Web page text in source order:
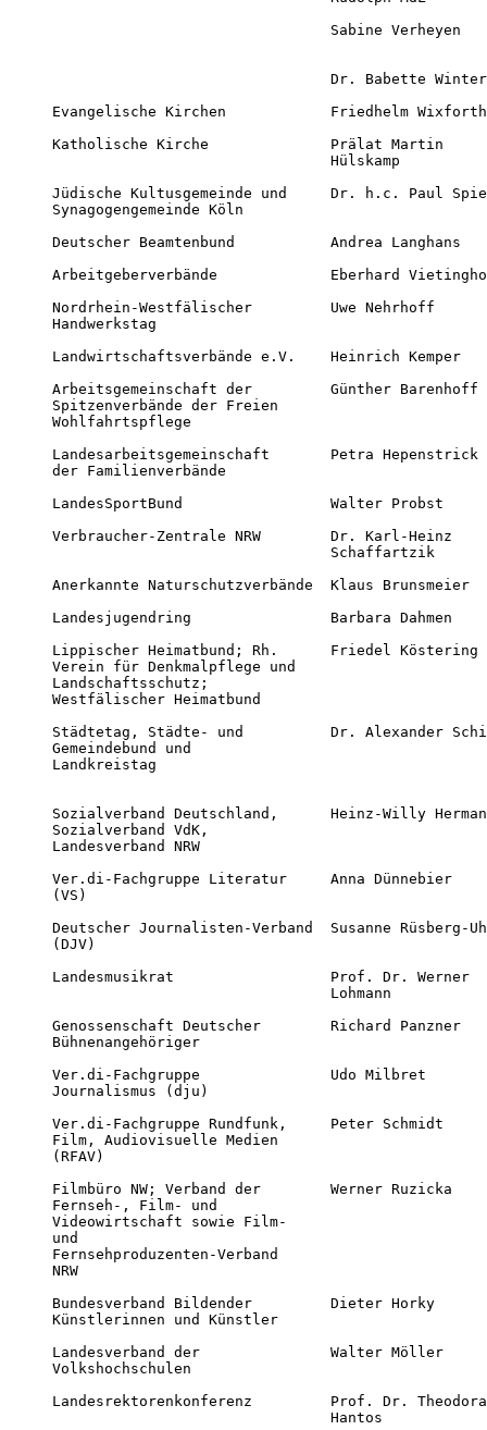
Sabine Verheyen
Dr. Babette
Evangelische Kirchen            Friedhelm
Katholische Kirche              Prälat Martin
                                Hülskamp
Jüdische Kultusgemeinde und     Dr. h.c. Paul
Synagogengemeinde Köln
Deutscher Beamtenbund           Andrea
Arbeitgeberverbände             Eberhard
Nordrhein-Westfälischer         Uwe Nehrhoff
Handwerkstag
Landwirtschaftsverbände e.V.    Heinrich Kemper
Arbeitsgemeinschaft der         Günther
Spitzenverbände der Freien
Wohlfahrtspflege
Landesarbeitsgemeinschaft       Petra Hepenstrick
der Familienverbände
LandesSportBund                 Walter Probst
Verbraucher-Zentrale NRW        Dr. Karl-Heinz
                                Schaffartzik
Anerkannte Naturschutzverbände  Klaus
Landesjugendring                Barbara Dahmen
Lippischer Heimatbund; Rh.      Friedel
Verein für Denkmalpflege und
Landschaftsschutz;
Westfälischer Heimatbund
Städtetag, Städte- und          Dr. Alexander
Gemeindebund und
Landkreistag
Sozialverband Deutschland,      Heinz-Willy
Sozialverband VdK,
Landesverband NRW
Ver.di-Fachgruppe Literatur     Anna Dünnebier
(VS)
Deutscher Journalisten-Verband  Susanne Rüsberg-
(DJV)
Landesmusikrat                  Prof. Dr. Werner
                                Lohmann
Genossenschaft Deutscher        Richard Panzner
Bühnenangehöriger
Ver.di-Fachgruppe               Udo Milbret
Journalismus (dju)
Ver.di-Fachgruppe Rundfunk,     Peter Schmidt
Film, Audiovisuelle Medien
(RFAV)
Filmbüro NW; Verband der        Werner Ruzicka
Fernseh-, Film- und
Videowirtschaft sowie Film-
und
Fernsehproduzenten-Verband
NRW
Bundesverband Bildender         Dieter Horky
Künstlerinnen und Künstler
Landesverband der               Walter Möller
Volkshochschulen
Landesrektorenkonferenz         Prof. Dr.
                                Hantos